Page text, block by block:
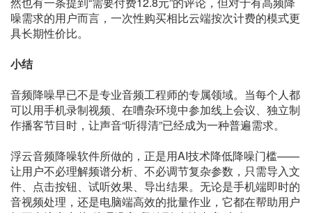
噪需求的用户而言，一次性购买相比云端按次计费的模式更
具长期性价比。
小结
音频降噪早已不是专业音频工程师的专属领域。当每个人都
可以用手机录制视频、在嘈杂环境中参加线上会议、独立制
作播客节目时，让声音“听得清”已经成为一种普遍需求。
浮云音频降噪软件所做的，正是用AI技术降低降噪门槛——
让用户不必理解频谱分析、不必调节复杂参数，只需导入文
件、点击按钮、试听效果、导出结果。无论是手机端即时的
音视频处理，还是电脑端高效的批量作业，它都在帮助用户